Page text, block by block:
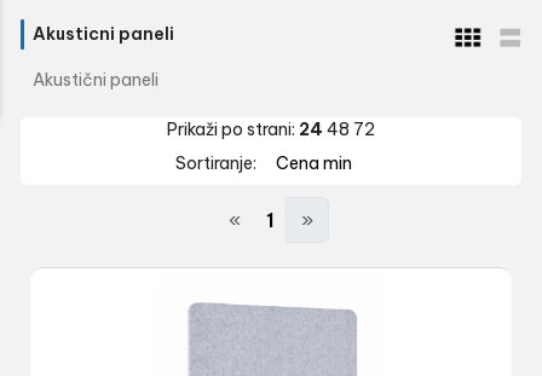
Akusticni paneli
Akustični paneli
Prikaži po strani: 24 48 72
Sortiranje:
Cena min
« 1 »